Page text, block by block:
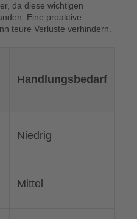
da diese wichtigen
Eine proaktive
teure Verluste verhindern.
Handlungsbedarf
Niedrig
Mittel